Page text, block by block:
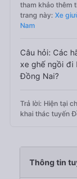
tham khảo thêm
trang này: Xe
Nam
Câu hỏi: Các
xe ghế ngồi đi
Đồng Nai?
Trả lời: Hiện tại
khai thác tuyến
Thông tin